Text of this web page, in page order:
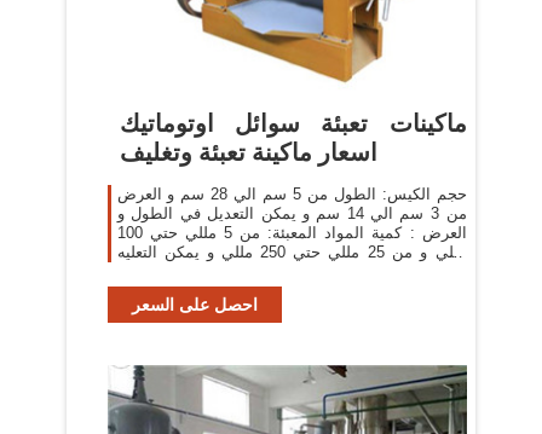
ماكينات تعبئة سوائل اوتوماتيك
اسعار ماكينة تعبئة وتغليف
حجم الكيس: الطول من 5 سم الي 28 سم و العرض
من 3 سم الي 14 سم و يمكن التعديل في الطول و
العرض : كمية المواد المعبئة: من 5 مللي حتي 100
مللي و من 25 مللي حتي 250 مللي و يمكن التعليه
احصل على السعر